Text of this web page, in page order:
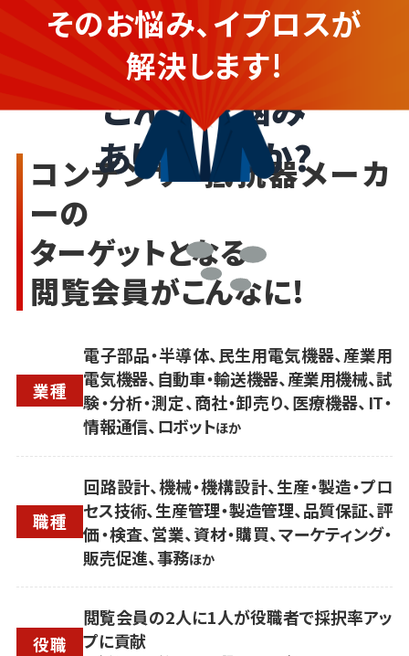
コンデンサ・抵抗器を提供する企
業さま
こんなお悩み
ありませんか?
運用に不安がある
そのお悩み、イプロスが
解決します!
コンデンサ・抵抗器メーカ
ーの
ターゲットとなる
閲覧会員がこんなに!
業種
電子部品・半導体、民生用電気機器、産業用
電気機器、自動車・輸送機器、産業用機械、試
験・分析・測定、商社・卸売り、医療機器、IT・
情報通信、ロボットほか
職種
回路設計、機械・機構設計、生産・製造・プロ
セス技術、生産管理・製造管理、品質保証、評
価・検査、営業、資材・購買、マーケティング・
販売促進、事務ほか
役職
閲覧会員の2人に1人が役職者で採択率アッ
プに貢献